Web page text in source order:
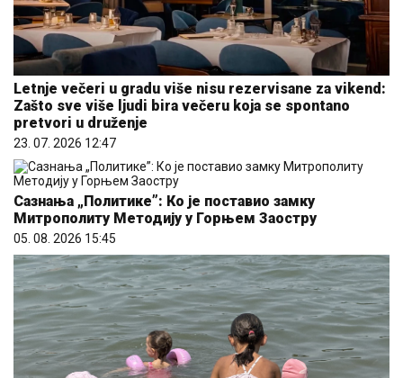
Letnje večeri u gradu više nisu rezervisane za vikend:
Zašto sve više ljudi bira večeru koja se spontano
pretvori u druženje
23. 07. 2026 12:47
Сазнања „Политике”: Ко је поставио замку
Митрополиту Методију у Горњем Заостру
05. 08. 2026 15:45